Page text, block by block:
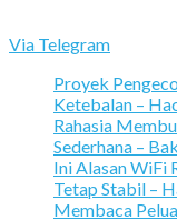
Via Telegram
Proyek
Ketebalan –
Rahasia
Sederhana –
Ini Alasan WiFi
Tetap Stabil –
Membaca